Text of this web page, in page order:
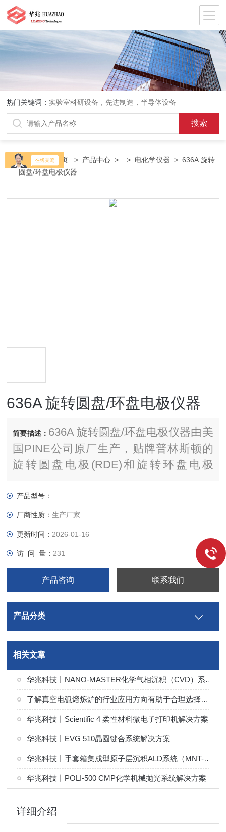
热门关键词： 实验室科研设备，先进制造，半导体设备
当前位置：首页 > 产品中心 > > 电化学仪器 > 636A 旋转
圆盘/环盘电极仪器
636A 旋转圆盘/环盘电极仪器
简要描述： 636A 旋转圆盘/环盘电极仪器由美
国PINE公司原厂生产，贴牌普林斯顿的
旋转圆盘电极(RDE)和旋转环盘电极
HOR和ORR等电催化领域动力学研究。
产品型号：
厂商性质：生产厂家
更新时间： 2026-01-16
访 问 量： 231
产品咨询 联系我们
产品分类
相关文章
华兆科技丨NANO-MASTER化学气相沉积（CVD）系统解决方案
了解真空电弧熔炼炉的行业应用方向有助于合理选择熔炼工艺
华兆科技丨Scientific 4 柔性材料微电子打印机解决方案
华兆科技丨EVG 510晶圆键合系统解决方案
华兆科技丨手套箱集成型原子层沉积ALD系统（MNT-G 系列）解决方案
华兆科技丨POLI-500 CMP化学机械抛光系统解决方案
详细介绍